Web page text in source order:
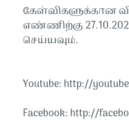
கேள்விகளுக்கான
எண்ணிற்கு
செய்யவும்.
Youtube: http://
Facebook: http://